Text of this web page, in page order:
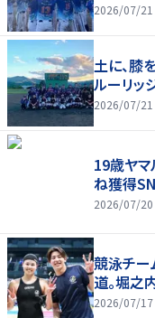
2026/07/21
土に、膝
ルーリッ
2026/07/21
19歳ヤ
ね獲得
2026/07/20
競泳チー
道。堀之
2026/07/17